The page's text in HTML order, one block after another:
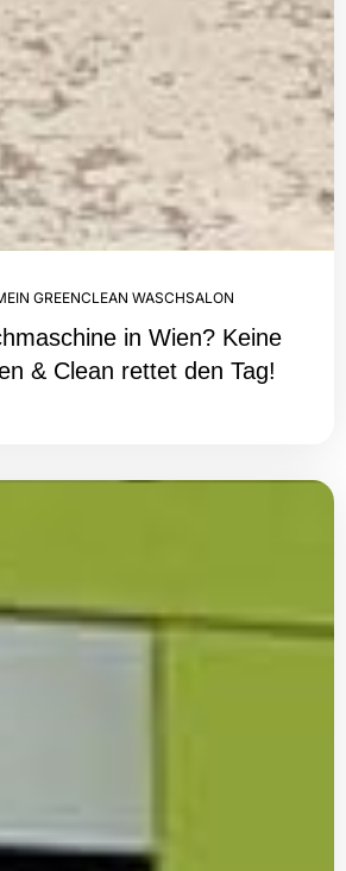
GREENCLEAN WASCHSALON
in Wien? Keine
& Clean rettet den Tag!